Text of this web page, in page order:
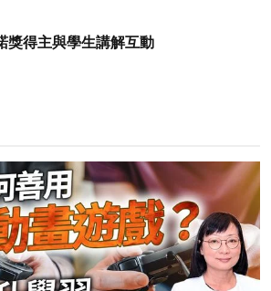
獎得主與學生講解互動